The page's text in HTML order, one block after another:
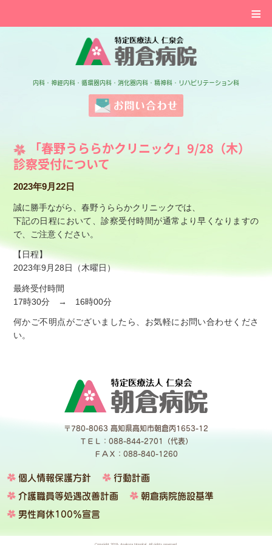
≡
内科・神経内科・循環器内科・消化器内科・精神科・リハビリテーション科
「春野うららかクリニック」9/28（木）
診察受付について
2023年9月22日
誠に勝手ながら、春野うららかクリニックでは、
下記の日程において、診察受付時間が通常より早くなりますの
で、ご注意ください。
【日程】
2023年9月28日（木曜日）
最終受付時間
17時30分 → 16時00分
何かご不明点がございましたら、お気軽にお問い合わせくださ
い。
〒780-8063 高知県高知市朝倉丙1653-12
ＴＥＬ：088-844-2701（代表）
ＦＡＸ：088-840-1260
個人情報保護方針
行動計画
介護職員等処遇改善計画
朝倉病院施設基準
男性育休100％宣言
Copyright 2018- Asakura Hospital. All rights reserved.